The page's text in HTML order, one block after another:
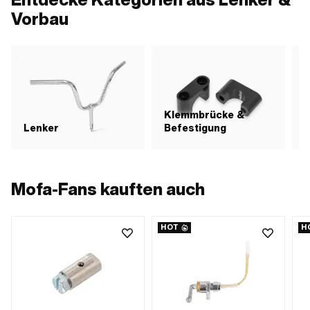
Vorbau
Lenker
Klemmbrücke &
Befestigung
Mofa-Fans kauften auch
HOT